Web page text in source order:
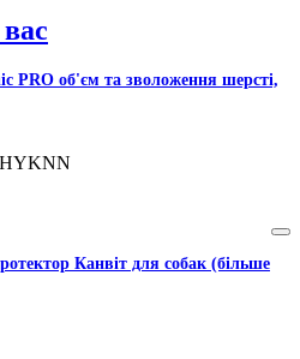
PRO об'єм та зволоження шерсті,
Канвіт для собак (більше